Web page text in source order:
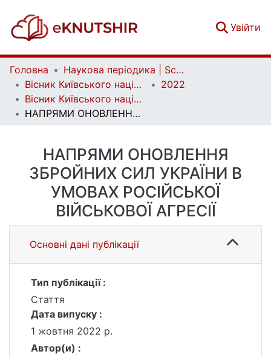
Увійти
Головна
Наукова періодика | Scientific periodicals
Вісник Київського національного університету імені Тараса Шевченка. Військово-спеціальні науки | Bulletin of Taras Shevchenko National University of Kyiv. Military-special sciences
2022
Вісник Київського національного університету імені Тараса Шевченка. Військово-спеціальні науки. Вип. 3 (51)
НАПРЯМИ ОНОВЛЕННЯ ЗБРОЙНИХ СИЛ УКРАЇНИ В УМОВАХ РОСІЙСЬКОЇ ВІЙСЬКОВОЇ АГРЕСІЇ
НАПРЯМИ ОНОВЛЕННЯ
ЗБРОЙНИХ СИЛ УКРАЇНИ В
УМОВАХ РОСІЙСЬКОЇ
ВІЙСЬКОВОЇ АГРЕСІЇ
Основні дані публікації
Тип публікації :
Стаття
Дата випуску :
1 жовтня 2022 р.
Автор(и) :